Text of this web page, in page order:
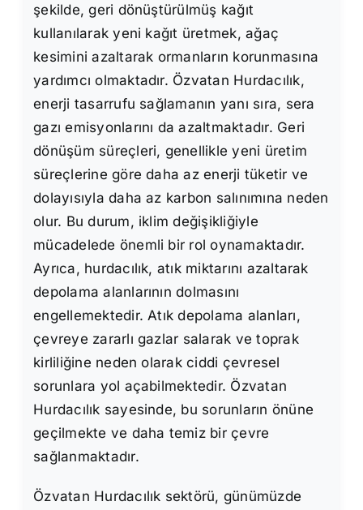
şekilde, geri dönüştürülmüş kağıt
kullanılarak yeni kağıt üretmek, ağaç
kesimini azaltarak ormanların korunmasına
yardımcı olmaktadır. Özvatan Hurdacılık,
enerji tasarrufu sağlamanın yanı sıra, sera
gazı emisyonlarını da azaltmaktadır. Geri
dönüşüm süreçleri, genellikle yeni üretim
süreçlerine göre daha az enerji tüketir ve
dolayısıyla daha az karbon salınımına neden
olur. Bu durum, iklim değişikliğiyle
mücadelede önemli bir rol oynamaktadır.
Ayrıca, hurdacılık, atık miktarını azaltarak
depolama alanlarının dolmasını
engellemektedir. Atık depolama alanları,
çevreye zararlı gazlar salarak ve toprak
kirliliğine neden olarak ciddi çevresel
sorunlara yol açabilmektedir. Özvatan
Hurdacılık sayesinde, bu sorunların önüne
geçilmekte ve daha temiz bir çevre
sağlanmaktadır.
Özvatan Hurdacılık sektörü, günümüzde